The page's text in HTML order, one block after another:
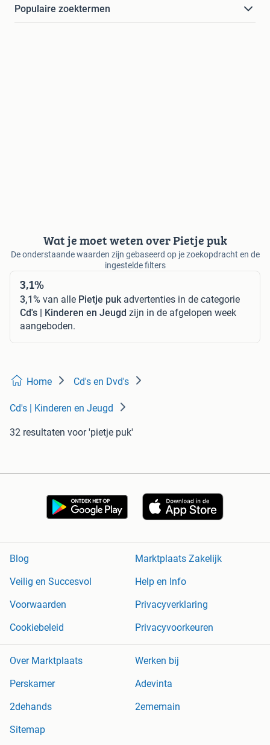
Populaire zoektermen
Wat je moet weten over Pietje puk
De onderstaande waarden zijn gebaseerd op je zoekopdracht en de
ingestelde filters
3,1%
3,1% van alle Pietje pukadvertenties in de categorie
Cd's | Kinderen en Jeugd zijn in de afgelopen week
aangeboden.
Home Cd's en Dvd's
Cd's | Kinderen en Jeugd
32 resultaten voor 'pietje puk'
Blog
Marktplaats Zakelijk
Veilig en Succesvol
Help en Info
Voorwaarden
Privacyverklaring
Cookiebeleid
Privacyvoorkeuren
Over Marktplaats
Werken bij
Perskamer
Adevinta
2dehands
2ememain
Sitemap